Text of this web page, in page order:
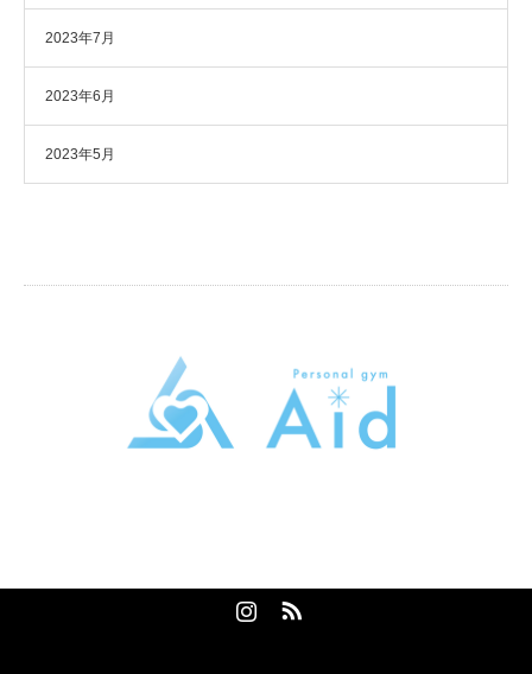
2023年7月
2023年6月
2023年5月